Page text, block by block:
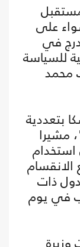
على
في
للسياسة
محمد
بتعددية
مشيرا
استخدام
ذات
في يوم
وزيرة